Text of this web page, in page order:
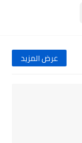
عرض المزيد